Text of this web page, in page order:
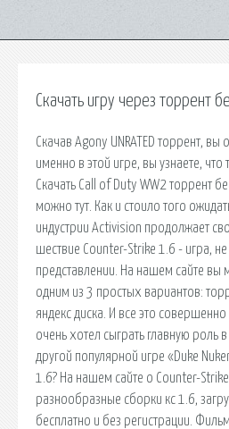
Скачать игру через торрент
Скачав Agony UNRATED торрент, вы
именно в этой игре, вы узнаете, что
Скачать Call of Duty WW2 торрент
можно тут. Как и стоило того
индустрии Activision продолжает
шествие Counter-Strike 1.6 - игра,
представлении. На нашем сайте вы
одним из 3 простых вариантов:
яндекс диска. И все это
очень хотел сыграть главную роль
другой популярной игре «Duke
1.6? На нашем сайте о Counter-
разнообразные сборки кс 1.6,
бесплатно и без регистрации.